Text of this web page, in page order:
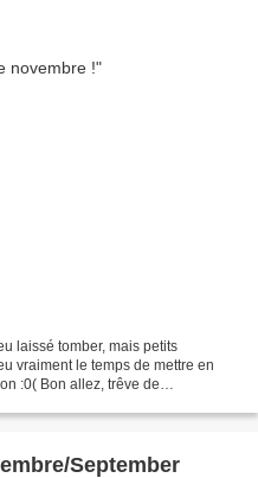
laissé tomber, mais petits
vraiment le temps de mettre en
:0( Bon allez, trêve de
September